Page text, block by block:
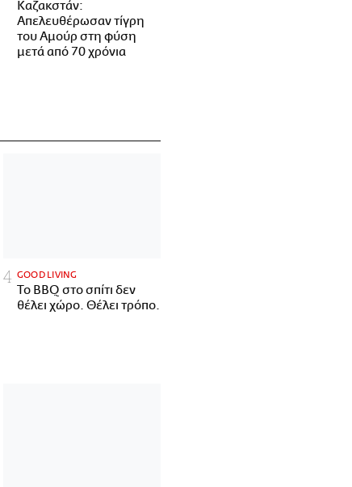
Καζακστάν:
Απελευθέρωσαν τίγρη
του Αμούρ στη φύση
μετά από 70 χρόνια
GOOD LIVING
Το BBQ στο σπίτι δεν
θέλει χώρο. Θέλει τρόπο.